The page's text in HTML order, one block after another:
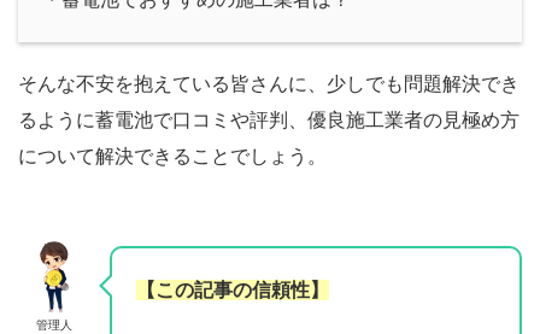
そんな不安を抱えている皆さんに、少しでも問題解決でき
るように蓄電池で口コミや評判、優良施工業者の見極め方
について解決できることでしょう。
管理人
【この記事の信頼性】